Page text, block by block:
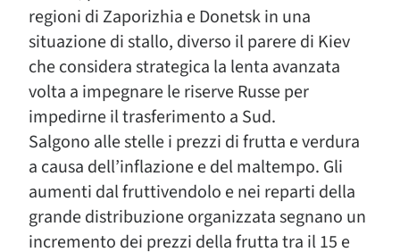
regioni di Zaporizhia e Donetsk in una
situazione di stallo, diverso il parere di Kiev
che considera strategica la lenta avanzata
volta a impegnare le riserve Russe per
impedirne il trasferimento a Sud.
Salgono alle stelle i prezzi di frutta e verdura
a causa dell’inflazione e del maltempo. Gli
aumenti dal fruttivendolo e nei reparti della
grande distribuzione organizzata segnano un
incremento dei prezzi della frutta tra il 15 e